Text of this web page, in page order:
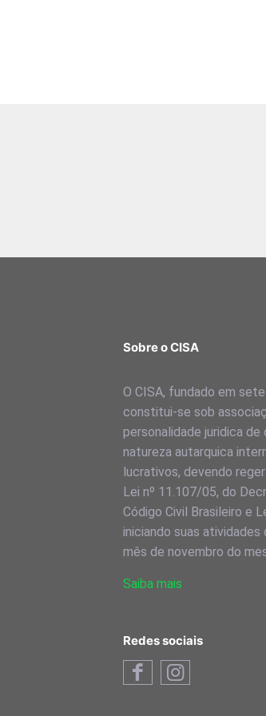
Sobre o CISA
O CISA, fundado em
constitui-se sob
personalidade juridica
natureza autarquica
lucrativos, devendo
Lei nº 11.107/05, do
Código Civil Brasileiro e
iniciando suas
mês de novembro do
Saiba mais
Redes sociais